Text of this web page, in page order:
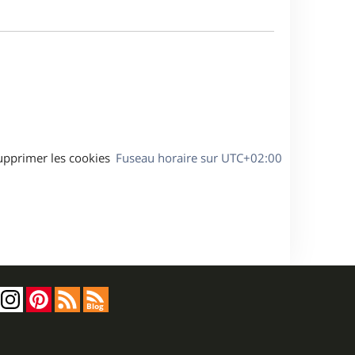
Fuseau horaire sur UTC+02:00
les cookies